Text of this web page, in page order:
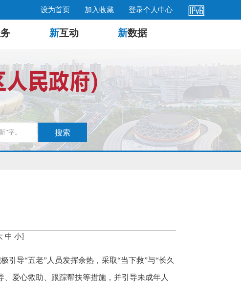
设为首页 加入收藏 登录个人中心
新互动 新数据
中 小〗
导“五老”人员发挥余热，采取“当下救”与“长久
爱心救助、跟踪帮扶等措施，并引导未成年人